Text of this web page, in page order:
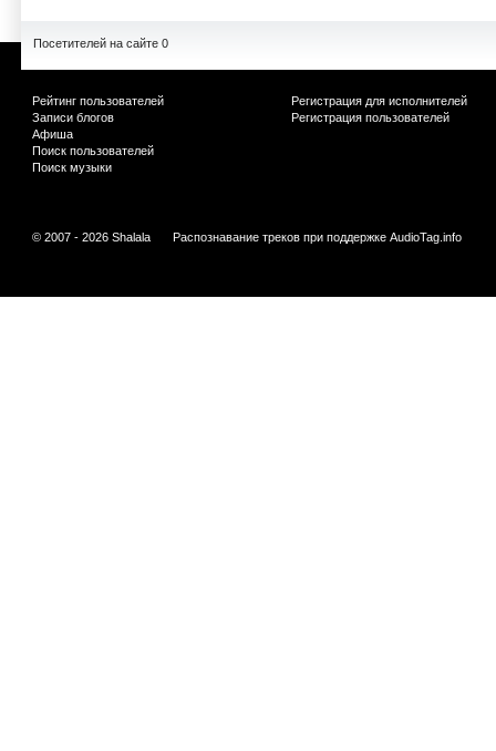
Посетителей на сайте 0
Рейтинг пользователей
Записи блогов
Афиша
Поиск пользователей
Поиск музыки
Регистрация для исполнителей
Регистрация пользователей
© 2007 - 2026 Shalala Распознавание треков при поддержке AudioTag.info